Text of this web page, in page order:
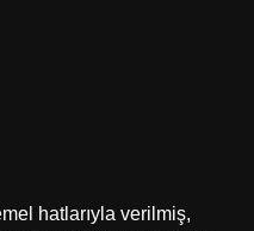
hatlarıyla verilmiş,